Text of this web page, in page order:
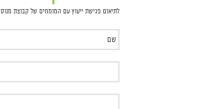
לתיאום פגישת ייעוץ עם המומחים של קבוצת מנוס